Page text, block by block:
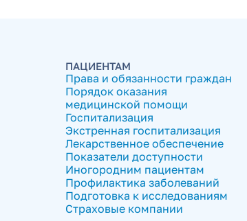
ПАЦИЕНТАМ
Права и обязанности граждан
Порядок оказания
медицинской помощи
Госпитализация
Экстренная госпитализация
Лекарственное обеспечение
Показатели доступности
Иногородним пациентам
Профилактика заболеваний
Подготовка к исследованиям
Страховые компании